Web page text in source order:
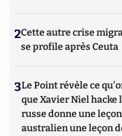
2Cette autre crise
se profile après Ceuta
3Le Point révèle ce
que Xavier Niel hacke
russe donne une
australien une leçon